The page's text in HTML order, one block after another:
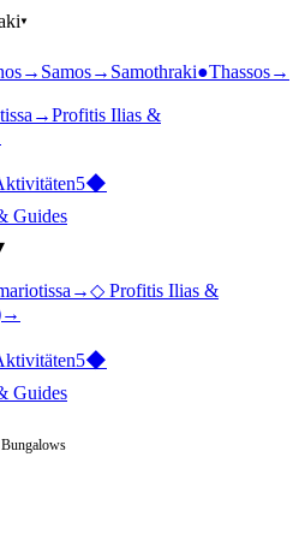
▾
→ Samos→ Samothraki●Thassos→
→Profitis Ilias &
5◆
Guides
→◇ Profitis Ilias &
→
5◆
Guides